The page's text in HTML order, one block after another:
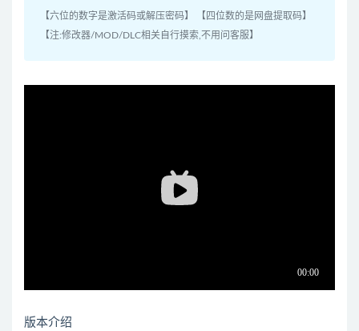
【六位的数字是激活码或解压密码】 【四位数的是网盘提取码】
【注:修改器/MOD/DLC相关自行摸索,不用问客服】
版本介绍